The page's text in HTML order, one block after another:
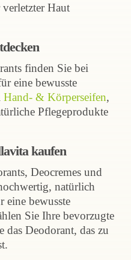
Haut
finden Sie bei
eine bewusste
Hand- & Körperseifen,
Pflegeprodukte
kaufen
Deocremes und
natürlich
eine bewusste
Sie Ihre bevorzugte
Deodorant, das zu